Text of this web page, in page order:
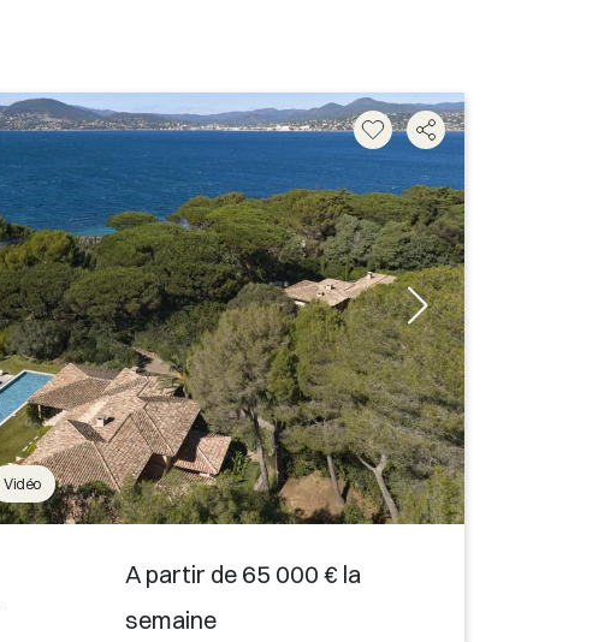
Vidéo
A partir de 65 000 € la
semaine